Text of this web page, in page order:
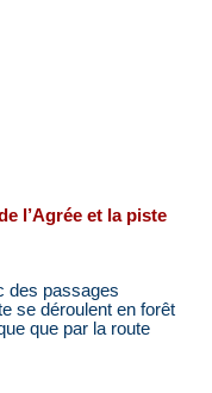
l’Agrée et la piste
des passages
se déroulent en forêt
que par la route